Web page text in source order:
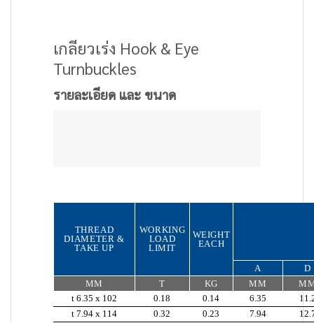
เกลียวเร่ง Hook & Eye
Turnbuckles
รายละเอียด และ ขนาด
THREAD
DIAMETER &
TAKE UP
WORKING
LOAD
LIMIT
WEIGHT
EACH
A
D
MM
T KG MM
t 6.35 x 102
0.18 0.14 6.35
t 7.94 x 114
0.32 0.23 7.94